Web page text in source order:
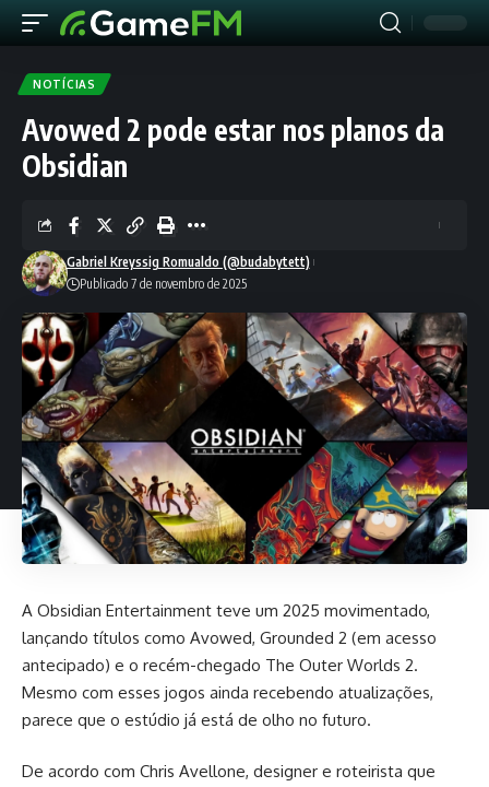
NOTÍCIAS
Avowed 2 pode estar nos planos da
Obsidian
Gabriel Kreyssig Romualdo (@budabytett)
Publicado 7 de novembro de 2025
A Obsidian Entertainment teve um 2025 movimentado,
lançando títulos como Avowed, Grounded 2 (em acesso
antecipado) e o recém-chegado The Outer Worlds 2.
Mesmo com esses jogos ainda recebendo atualizações,
parece que o estúdio já está de olho no futuro.
De acordo com Chris Avellone, designer e roteirista que